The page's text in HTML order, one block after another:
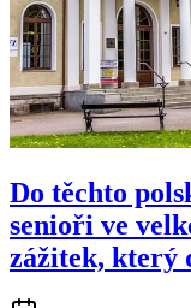
Do těchto
senioři ve
zážitek, který